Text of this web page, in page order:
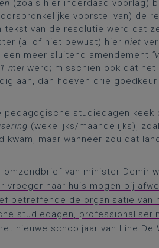
(zoals hier inderdaad voorlag)
voorstel van) de
tekst van de resolutie werd dat
(al of niet bewust) hier niet
een meer sluitend amendement
1 mei werd; misschien ook dát
aan, dan hoeven drie
studiedagen keek
(wekelijks/maandelijks),
maar wanneer zou dat
van minister Demir
naar huis mogen bij
betreffende de organisatie van
studiedagen,
nieuwe schooljaar van Line De